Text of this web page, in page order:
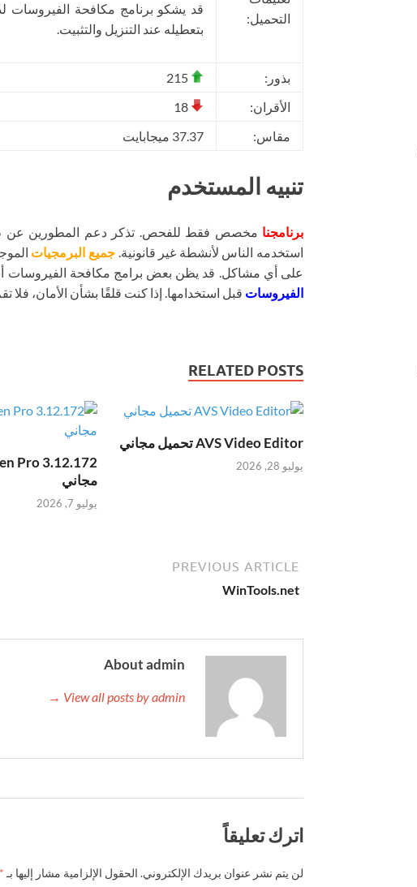
التحميل:
قد يشكو برنامج مكافحة
بتعطيله عند التنزيل والتثبيت.
بذور:
الأقران:
مقاس:
37.37 ميجابايت
تنبيه المستخدم
برنامجنا مخصص فقط للفحص. تذكر دعم المطورين عن
استخدمه الناس لأنشطة غير قانونية. جميع البرمجيات
على أي مشاكل. قد يظن بعض برامج مكافحة الفيروسات
الفيروسات قبل استخدامها. إذا كنت قلقًا بشأن الأمان، فلا تقم
RELATED POSTS
AVS Video Editor تحميل مجاني
يوليو 28, 2026
مجاني
يوليو 7, 2026
PREVIOUS ARTICLE
WinTools.net
About admin
View all posts by admin →
اترك تعليقاً
لن يتم نشر عنوان بريدك الإلكتروني. الحقول الإلزامية مشار إليها بـ *